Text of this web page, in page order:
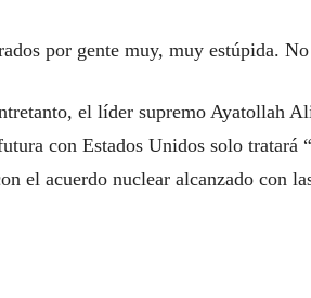
por gente muy, muy estúpida.
el líder supremo Ayatollah
con Estados Unidos solo tratará
el acuerdo nuclear alcanzado con